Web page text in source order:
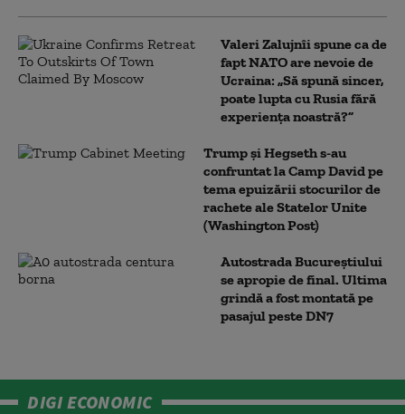
Valeri Zalujnîi spune ca de
fapt NATO are nevoie de
Ucraina: „Să spună sincer,
poate lupta cu Rusia fără
experiența noastră?”
Trump şi Hegseth s-au
confruntat la Camp David pe
tema epuizării stocurilor de
rachete ale Statelor Unite
(Washington Post)
Autostrada Bucureștiului
se apropie de final. Ultima
grindă a fost montată pe
pasajul peste DN7
DIGI ECONOMIC